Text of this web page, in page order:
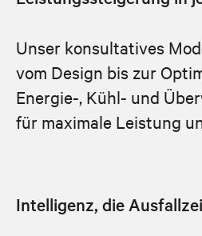
Unser konsultatives
vom Design bis zur
Energie-, Kühl- und
für maximale Leistung
Intelligenz, die